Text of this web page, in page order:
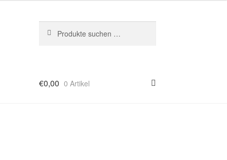
nach:
€0,00 0 Artikel